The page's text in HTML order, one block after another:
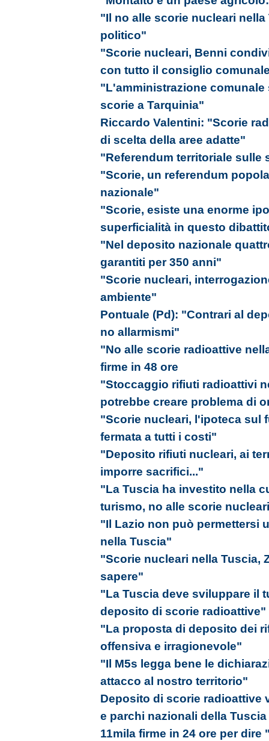
"Il no alle scorie nucleari
politico"
"Scorie nucleari, Benni
con tutto il consiglio
"L'amministrazione comunale
scorie a Tarquinia"
Riccardo Valentini: "Scorie
di scelta della aree adatte"
"Referendum territoriale sulle
"Scorie, un referendum
nazionale"
"Scorie, esiste una enorme
superficialità in questo
"Nel deposito nazionale
garantiti per 350 anni"
"Scorie nucleari,
ambiente"
Pontuale (Pd): "Contrari al
no allarmismi"
"No alle scorie radioattive
firme in 48 ore
"Stoccaggio rifiuti radioattivi
potrebbe creare problema di
"Scorie nucleari, l'ipoteca sul
fermata a tutti i costi"
"Deposito rifiuti nucleari, ai
imporre sacrifici..."
"La Tuscia ha investito nella
turismo, no alle scorie
"Il Lazio non può permettersi
nella Tuscia"
"Scorie nucleari nella Tuscia,
sapere"
"La Tuscia deve sviluppare il
deposito di scorie radioattive"
"La proposta di deposito dei
offensiva e irragionevole"
"Il M5s legga bene le
attacco al nostro territorio"
Deposito di scorie radioattive
e parchi nazionali della Tuscia
11mila firme in 24 ore per